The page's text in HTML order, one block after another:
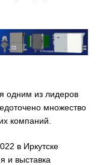
одним из лидеров
множество
компаний.
в Иркутске
и выставка